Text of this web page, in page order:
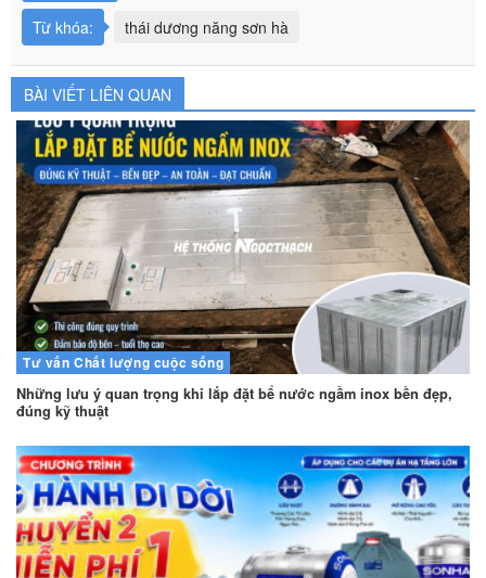
Từ khóa:
thái dương năng sơn hà
BÀI VIẾT LIÊN QUAN
Tư vấn Chất lượng cuộc sống
Những lưu ý quan trọng khi lắp đặt bể nước ngầm inox bền đẹp,
đúng kỹ thuật